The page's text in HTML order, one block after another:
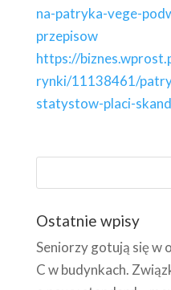
na-patryka-vege-
przepisow
https://
rynki/11138461/
statystow-placi-
Ostatnie wpisy
Seniorzy gotują się w
C w budynkach.